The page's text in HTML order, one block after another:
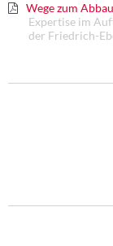
Rosa-
Wege zum
Expertise im
der Friedrich-